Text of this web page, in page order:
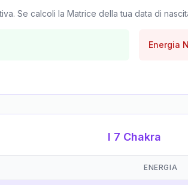
Se calcoli la Matrice della tua data di
Energia
I 7 Chakra
ENERGIA